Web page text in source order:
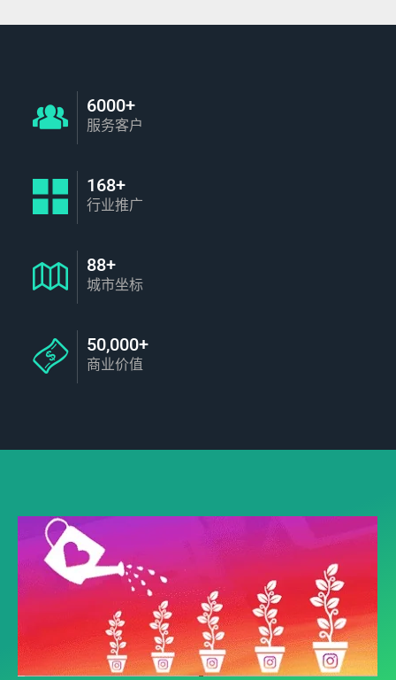
6000+
服务客户
168+
行业推广
88+
城市坐标
50,000+
商业价值